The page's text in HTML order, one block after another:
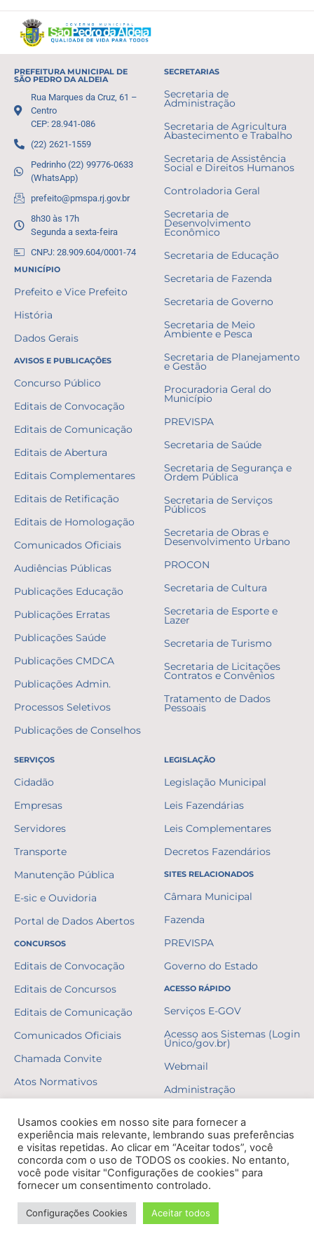
PREFEITURA MUNICIPAL DE
SÃO PEDRO DA ALDEIA
Rua Marques da Cruz, 61 –
Centro
CEP: 28.941-086
(22) 2621-1559
Pedrinho (22) 99776-0633
(WhatsApp)
prefeito@pmspa.rj.gov.br
8h30 às 17h
Segunda a sexta-feira
CNPJ: 28.909.604/0001-74
MUNICÍPIO
Prefeito e Vice Prefeito
História
Dados Gerais
AVISOS E PUBLICAÇÕES
Concurso Público
Editais de Convocação
Editais de Comunicação
Editais de Abertura
Editais Complementares
Editais de Retificação
Editais de Homologação
Comunicados Oficiais
Audiências Públicas
Publicações Educação
Publicações Erratas
Publicações Saúde
Publicações CMDCA
Publicações Admin.
Processos Seletivos
Publicações de Conselhos
SECRETARIAS
Secretaria de
Administração
Secretaria de Agricultura
Abastecimento e Trabalho
Secretaria de Assistência
Social e Direitos Humanos
Controladoria Geral
Secretaria de
Desenvolvimento
Econômico
Secretaria de Educação
Secretaria de Fazenda
Secretaria de Governo
Secretaria de Meio
Ambiente e Pesca
Secretaria de Planejamento
e Gestão
Procuradoria Geral do
Município
PREVISPA
Secretaria de Saúde
Secretaria de Segurança e
Ordem Pública
Secretaria de Serviços
Públicos
Secretaria de Obras e
Desenvolvimento Urbano
PROCON
Secretaria de Cultura
Secretaria de Esporte e
Lazer
Secretaria de Turismo
Secretaria de Licitações
Contratos e Convênios
Tratamento de Dados
Pessoais
SERVIÇOS
Cidadão
Empresas
Servidores
Transporte
Manutenção Pública
E-sic e Ouvidoria
Portal de Dados Abertos
CONCURSOS
Editais de Convocação
Editais de Concursos
Editais de Comunicação
Comunicados Oficiais
Chamada Convite
Atos Normativos
Gabaritos
Formulários
Erratas
LEGISLAÇÃO
Legislação Municipal
Leis Fazendárias
Leis Complementares
Decretos Fazendários
SITES RELACIONADOS
Câmara Municipal
Fazenda
PREVISPA
Governo do Estado
ACESSO RÁPIDO
Serviços E-GOV
Acesso aos Sistemas (Login
Único/gov.br)
Webmail
Administração
Usamos cookies em nosso site para fornecer a
experiência mais relevante, lembrando suas preferências
e visitas repetidas. Ao clicar em “Aceitar todos”, você
concorda com o uso de TODOS os cookies. No entanto,
você pode visitar "Configurações de cookies" para
fornecer um consentimento controlado.
Configurações Cookies Aceitar todos